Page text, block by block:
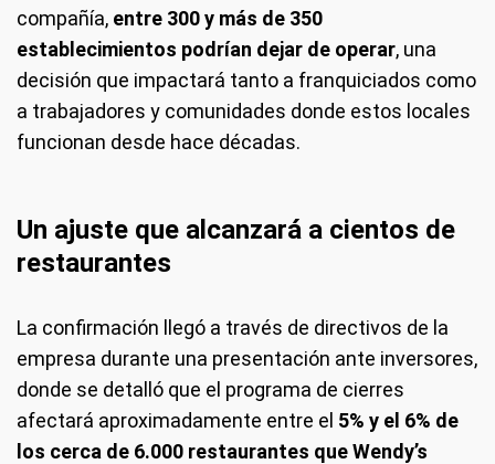
compañía, entre 300 y más de 350
establecimientos podrían dejar de operar, una
decisión que impactará tanto a franquiciados como
a trabajadores y comunidades donde estos locales
funcionan desde hace décadas.
Un ajuste que alcanzará a cientos de
restaurantes
La confirmación llegó a través de directivos de la
empresa durante una presentación ante inversores,
donde se detalló que el programa de cierres
afectará aproximadamente entre el 5% y el 6% de
los cerca de 6.000 restaurantes que Wendy’s